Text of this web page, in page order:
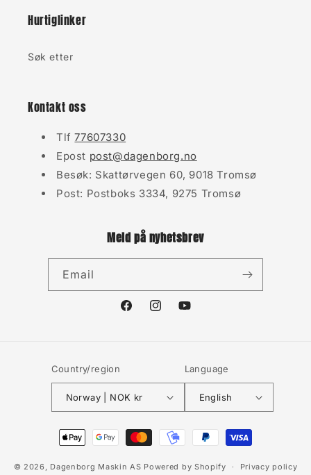
Hurtiglinker
Søk etter
Kontakt oss
Tlf77607330
Epost post@dagenborg.no
Besøk: Skattørvegen 60, 9018 Tromsø
Post: Postboks 3334, 9275 Tromsø
Meld på nyhetsbrev
Email
FacebookInstagramYouTube
Country/region
Norway | NOK kr
Language
English
Payment
methods
© 2026, Dagenborg Maskin AS Powered by Shopify Privacy policy